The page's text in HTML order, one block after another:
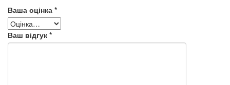
Ваша оцінка *
Ваш відгук *